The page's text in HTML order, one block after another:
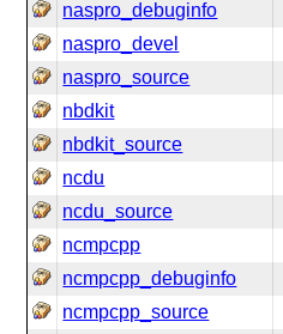
naspro_debuginfo
naspro_devel
naspro_source
nbdkit
nbdkit_source
ncdu
ncdu_source
ncmpcpp
ncmpcpp_debuginfo
ncmpcpp_source